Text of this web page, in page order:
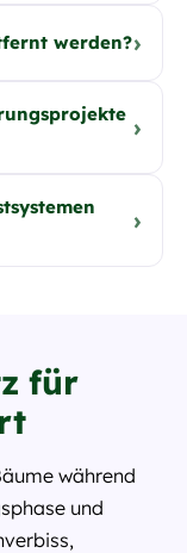
werden?›
›
›
für
während
und